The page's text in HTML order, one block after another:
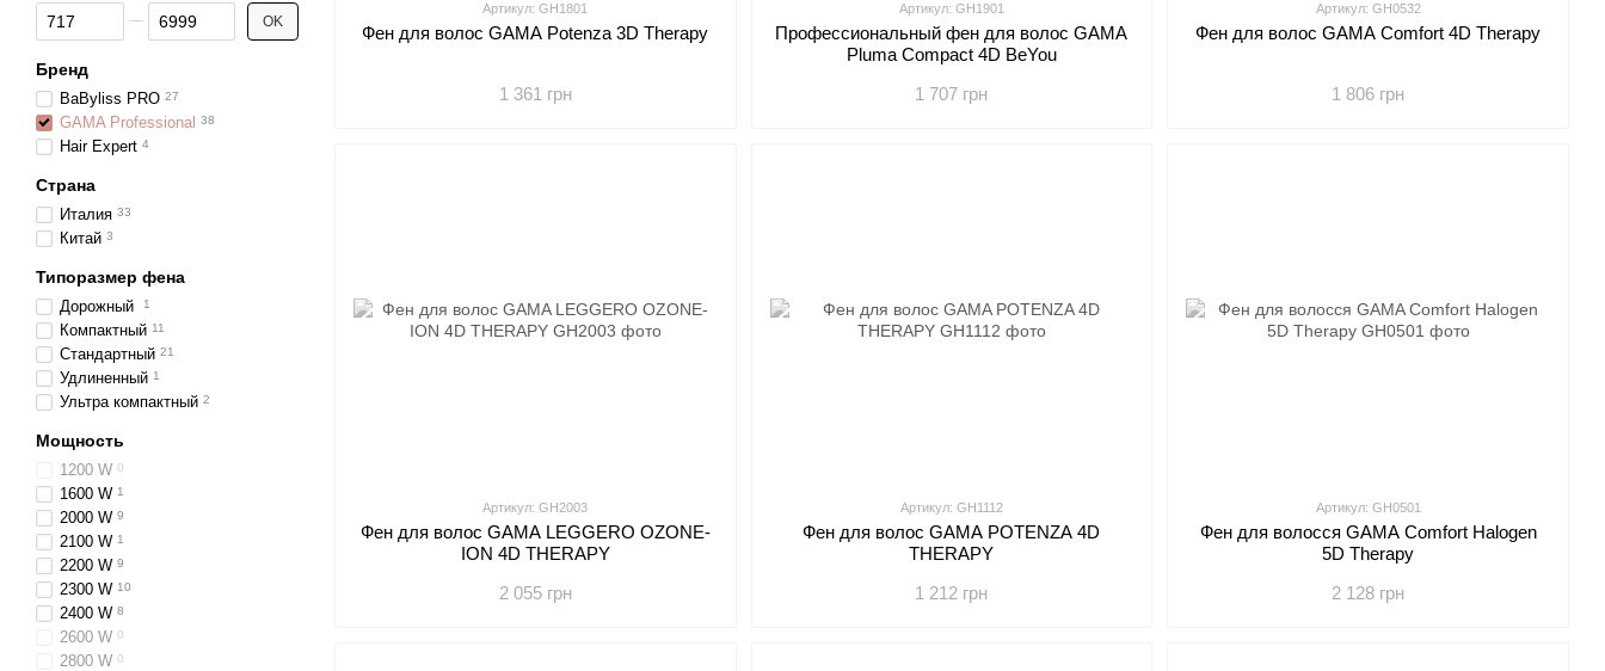
Артикул: GH1801
Фен для волос GAMA Potenza 3D Therapy
1 361 грн
Артикул: GH1901
Профессиональный фен для волос GAMA
Pluma Compact 4D BeYou
1 707 грн
Артикул: GH0532
Фен для волос GAMA Comfort 4D Therapy
1 806 грн
Артикул: GH2003
Фен для волос GAMA LEGGERO OZONE-
ION 4D THERAPY
2 055 грн
Артикул: GH1112
Фен для волос GAMA POTENZA 4D
THERAPY
1 212 грн
Артикул: GH0501
Фен для волосся GAMA Comfort Halogen
5D Therapy
2 128 грн
От Цена, грн
До Цена, грн OK
Бренд
BaByliss PRO 27
GAMA Professional 38
Hair Expert 4
Страна
Италия 33
Китай 3
Типоразмер фена
Дорожный 1
Компактный 11
Стандартный 21
Удлиненный 1
Ультра компактный 2
Мощность
1200 W 0
1600 W 1
2000 W 9
2100 W 1
2200 W 9
2300 W 10
2400 W 8
2600 W 0
2800 W 0